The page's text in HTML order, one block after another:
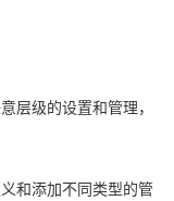
级的设置和管理，
和添加不同类型的管